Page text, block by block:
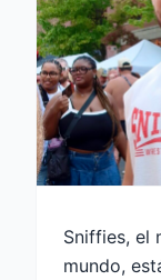
Sniffies, el
mundo,